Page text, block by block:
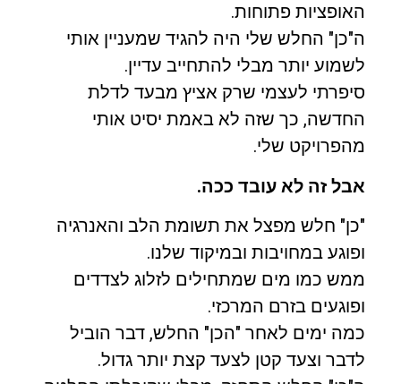
האופציות פתוחות.
ה"כן" החלש שלי היה להגיד שמעניין אותי
לשמוע יותר מבלי להתחייב עדיין.
סיפרתי לעצמי שרק אציץ מבעד לדלת
החדשה, כך שזה לא באמת יסיט אותי
מהפרויקט שלי.
אבל זה לא עובד ככה.
"כן" חלש מפצל את תשומת הלב והאנרגיה
ופוגע במחויבות ובמיקוד שלנו.
ממש כמו מים שמתחילים לזלוג לצדדים
ופוגעים בזרם המרכזי.
כמה ימים לאחר "הכן" החלש, דבר הוביל
לדבר וצעד קטן לצעד קצת יותר גדול.